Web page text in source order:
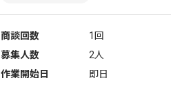
商談回数
1回
募集人数
2人
作業開始日
即日